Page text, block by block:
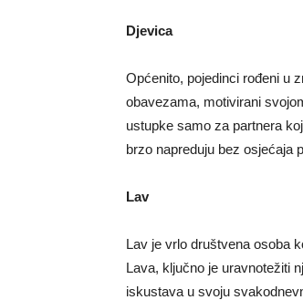
Djevica
Općenito, pojedinci rođeni u
obavezama, motivirani
ustupke samo za partnera
brzo napreduju bez osjećaja
Lav
Lav je vrlo društvena osoba
Lava, ključno je uravnotežiti
iskustava u svoju